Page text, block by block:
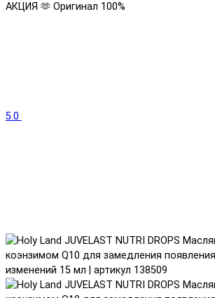
АКЦИЯ 🫶 Оригинал 100%
5.0